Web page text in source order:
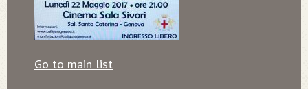
Go to main list